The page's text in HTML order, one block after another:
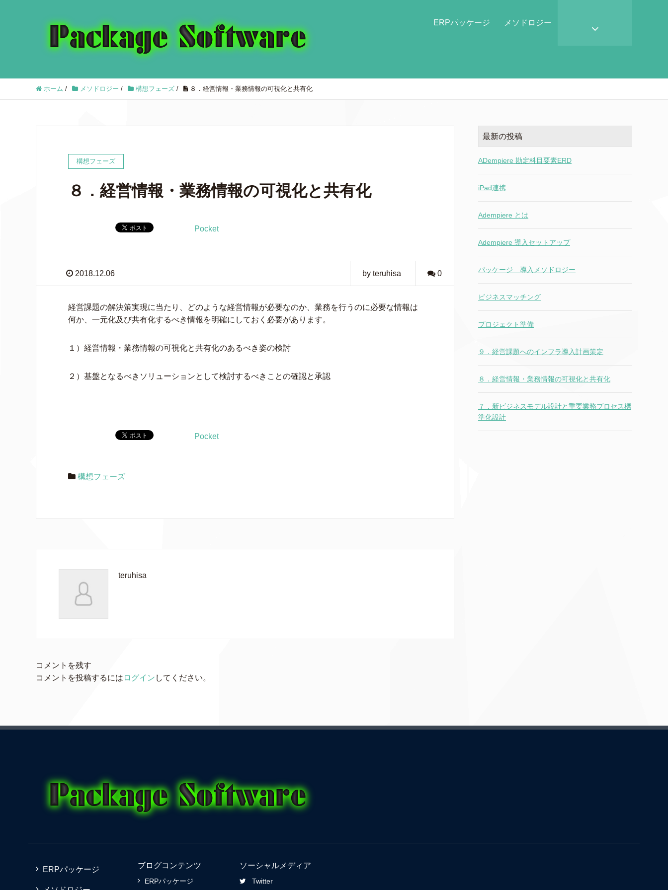
ERPパッケージ メソドロジー
ホーム / メソドロジー / 構想フェーズ / ８．経営情報・業務情報の可視化と共有化
構想フェーズ
８．経営情報・業務情報の可視化と共有化
Pocket
2018.12.06 by teruhisa 0
経営課題の解決策実現に当たり、どのような経営情報が必要なのか、業務を行うのに必要な情報は
何か、一元化及び共有化するべき情報を明確にしておく必要があります。
１）経営情報・業務情報の可視化と共有化のあるべき姿の検討
２）基盤となるべきソリューションとして検討するべきことの確認と承認
Pocket
構想フェーズ
teruhisa
コメントを残す
コメントを投稿するには ログイン してください。
最新の投稿
ADempiere 勘定科目要素ERD
iPad連携
Adempiere とは
Adempiere 導入セットアップ
パッケージ 導入メソドロジー
ビジネスマッチング
プロジェクト準備
９．経営課題へのインフラ導入計画策定
８．経営情報・業務情報の可視化と共有化
７．新ビジネスモデル設計と重要業務プロセス標
準化設計
ERPパッケージ ブログコンテンツ
ERPパッケージ
ソーシャルメディア
Twitter